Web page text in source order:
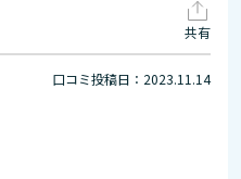
共有
口コミ投稿日：2023.11.14